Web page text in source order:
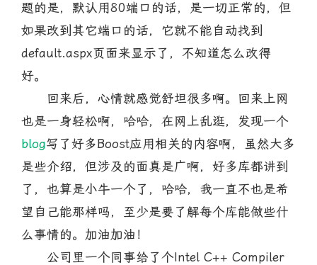
题的是，默认用80端口的话，是一切正常的，但
如果改到其它端口的话，它就不能自动找到
default.aspx页面来显示了，不知道怎么改得
好。
回来后，心情就感觉舒坦很多啊。回来上网
也是一身轻松啊，哈哈，在网上乱逛，发现一个
blog写了好多Boost应用相关的内容啊，虽然大多
是些介绍，但涉及的面真是广啊，好多库都讲到
了，也算是小牛一个了，哈哈，我一直不也是希
望自己能那样吗，至少是要了解每个库能做些什
么事情的。加油加油！
公司里一个同事给了个Intel C++ Compiler